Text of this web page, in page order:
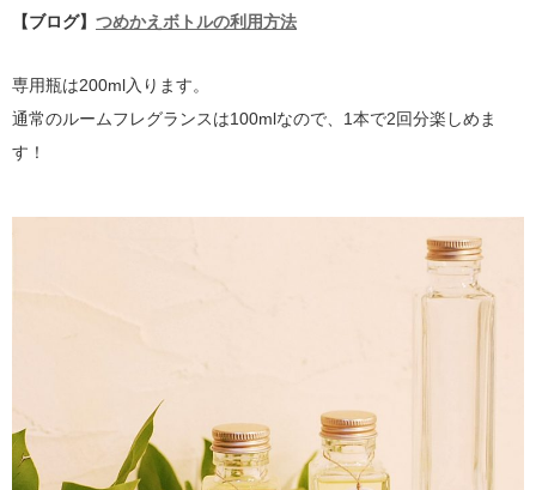
【ブログ】 つめかえボトルの利用方法
専用瓶は200ml入ります。
通常のルームフレグランスは100mlなので、1本で2回分楽しめま
す！